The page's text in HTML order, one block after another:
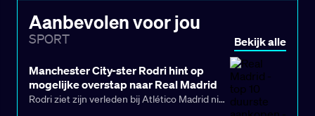
Aanbevolen voor jou
SPORT Bekijk alle
Manchester City-ster Rodri hint op
mogelijke overstap naar Real Madrid
Rodri ziet zijn verleden bij Atlético Madrid niet